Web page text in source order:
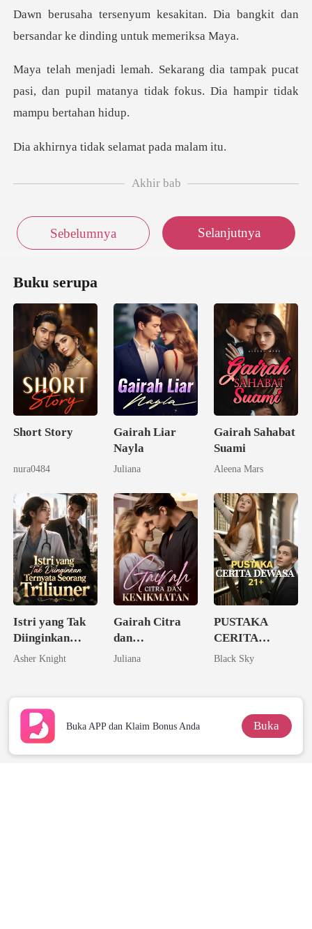
an. Dia bangkit dan
bersandar k
pak pucat
pasi, dan pupil matanya tidak fo
idak selamat p
Akhir bab
Sebelumnya Selanjutnya
Buku serupa
Short Story
nura0484
Gairah Liar
Nayla
Juliana
Gairah Sahabat
Suami
Aleena Mars
Istri yang Tak
Diinginkan
Ternyata
Asher Knight
Gairah Citra
dan
Kenikmatan
Juliana
PUSTAKA
CERITA
DEWASA 21+
Black Sky
Buka APP dan Klaim Bonus Anda Buka